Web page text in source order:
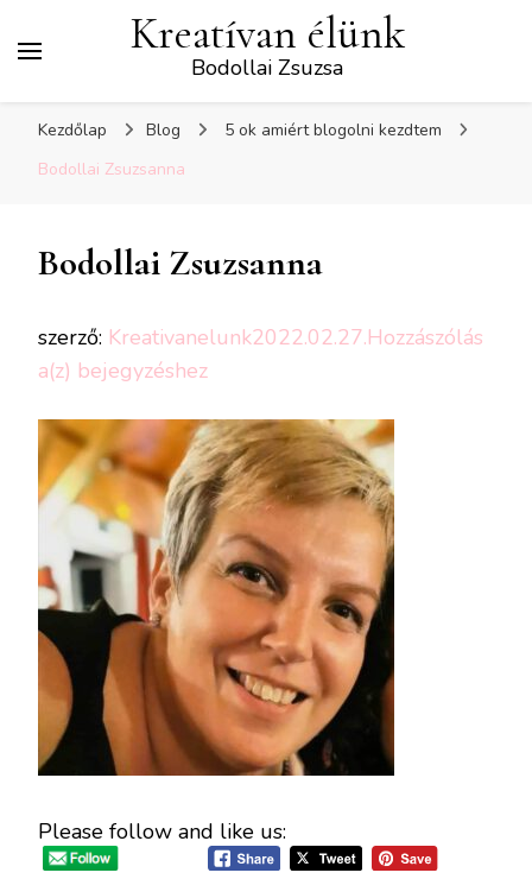
Kreatívan élünk
Bodollai Zsuzsa
Kezdőlap Blog
5 ok amiért blogolni kezdtem
Bodollai Zsuzsanna
Bodollai Zsuzsanna
szerző: Kreativanelunk2022.02.27.Hozzászólás
a(z) Bodollai
bejegyzéshez
Please follow and like us: